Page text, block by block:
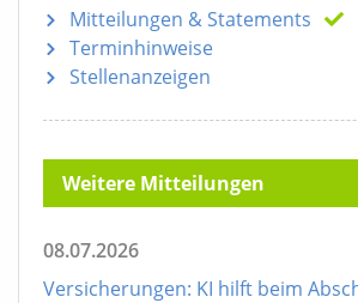
Mitteilungen & Statements
Terminhinweise
Stellenanzeigen
Weitere Mitteilungen
08.07.2026
Versicherungen: KI hilft beim